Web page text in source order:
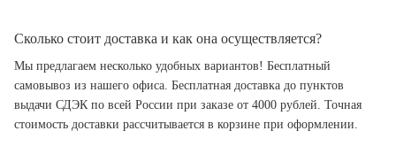
Сколько стоит доставка и как она осуществляется?
Мы предлагаем несколько удобных вариантов! Бесплатный
самовывоз из нашего офиса. Бесплатная доставка до пунктов
выдачи СДЭК по всей России при заказе от 4000 рублей. Точная
стоимость доставки рассчитывается в корзине при оформлении.